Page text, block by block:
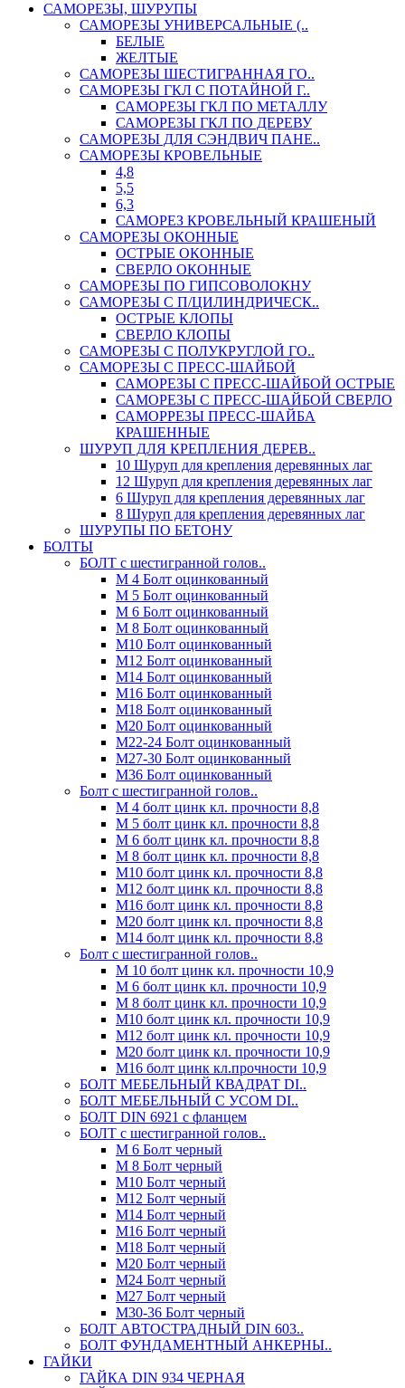
САМОРЕЗЫ, ШУРУПЫ
САМОРЕЗЫ УНИВЕРСАЛЬНЫЕ (..
БЕЛЫЕ
ЖЕЛТЫЕ
САМОРЕЗЫ ШЕСТИГРАННАЯ ГО..
САМОРЕЗЫ ГКЛ С ПОТАЙНОЙ Г..
САМОРЕЗЫ ГКЛ ПО МЕТАЛЛУ
САМОРЕЗЫ ГКЛ ПО ДЕРЕВУ
САМОРЕЗЫ ДЛЯ СЭНДВИЧ ПАНЕ..
САМОРЕЗЫ КРОВЕЛЬНЫЕ
4,8
5,5
6,3
САМОРЕЗ КРОВЕЛЬНЫЙ КРАШЕНЫЙ
САМОРЕЗЫ ОКОННЫЕ
ОСТРЫЕ ОКОННЫЕ
СВЕРЛО ОКОННЫЕ
САМОРЕЗЫ ПО ГИПСОВОЛОКНУ
САМОРЕЗЫ С П/ЦИЛИНДРИЧЕСК..
ОСТРЫЕ КЛОПЫ
СВЕРЛО КЛОПЫ
САМОРЕЗЫ С ПОЛУКРУГЛОЙ ГО..
САМОРЕЗЫ С ПРЕСС-ШАЙБОЙ
САМОРЕЗЫ С ПРЕСС-ШАЙБОЙ ОСТРЫЕ
САМОРЕЗЫ С ПРЕСС-ШАЙБОЙ СВЕРЛО
САМОРРЕЗЫ ПРЕСС-ШАЙБА
КРАШЕННЫЕ
ШУРУП ДЛЯ КРЕПЛЕНИЯ ДЕРЕВ..
10 Шуруп для крепления деревянных лаг
12 Шуруп для крепления деревянных лаг
6 Шуруп для крепления деревянных лаг
8 Шуруп для крепления деревянных лаг
ШУРУПЫ ПО БЕТОНУ
БОЛТЫ
БОЛТ с шестигранной голов..
М 4 Болт оцинкованный
М 5 Болт оцинкованный
М 6 Болт оцинкованный
М 8 Болт оцинкованный
М10 Болт оцинкованный
М12 Болт оцинкованный
М14 Болт оцинкованный
М16 Болт оцинкованный
М18 Болт оцинкованный
М20 Болт оцинкованный
М22-24 Болт оцинкованный
М27-30 Болт оцинкованный
М36 Болт оцинкованный
Болт с шестигранной голов..
М 4 болт цинк кл. прочности 8,8
М 5 болт цинк кл. прочности 8,8
М 6 болт цинк кл. прочности 8,8
М 8 болт цинк кл. прочности 8,8
М10 болт цинк кл. прочности 8,8
М12 болт цинк кл. прочности 8,8
М16 болт цинк кл. прочности 8,8
М20 болт цинк кл. прочности 8,8
М14 болт цинк кл. прочности 8,8
Болт с шестигранной голов..
М 10 болт цинк кл. прочности 10,9
М 6 болт цинк кл. прочности 10,9
М 8 болт цинк кл. прочности 10,9
М10 болт цинк кл. прочности 10,9
М12 болт цинк кл. прочности 10,9
М20 болт цинк кл. прочности 10,9
М16 болт цинк кл.прочности 10,9
БОЛТ МЕБЕЛЬНЫЙ КВАДРАТ DI..
БОЛТ МЕБЕЛЬНЫЙ С УСОМ DI..
БОЛТ DIN 6921 c фланцем
БОЛТ с шестигранной голов..
М 6 Болт черный
М 8 Болт черный
М10 Болт черный
М12 Болт черный
М14 Болт черный
М16 Болт черный
М18 Болт черный
М20 Болт черный
М24 Болт черный
М27 Болт черный
М30-36 Болт черный
БОЛТ АВТОСТРАДНЫЙ DIN 603..
БОЛТ ФУНДАМЕНТНЫЙ АНКЕРНЫ..
ГАЙКИ
ГАЙКА DIN 934 ЧЕРНАЯ